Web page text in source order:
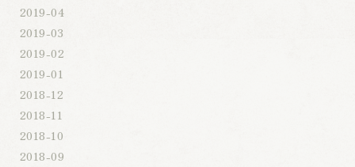
2019-04
2019-03
2019-02
2019-01
2018-12
2018-11
2018-10
2018-09